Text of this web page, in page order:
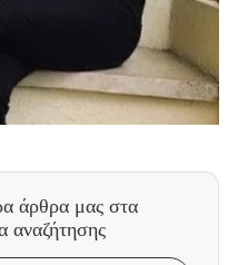
άρθρα μας στα
αναζήτησης